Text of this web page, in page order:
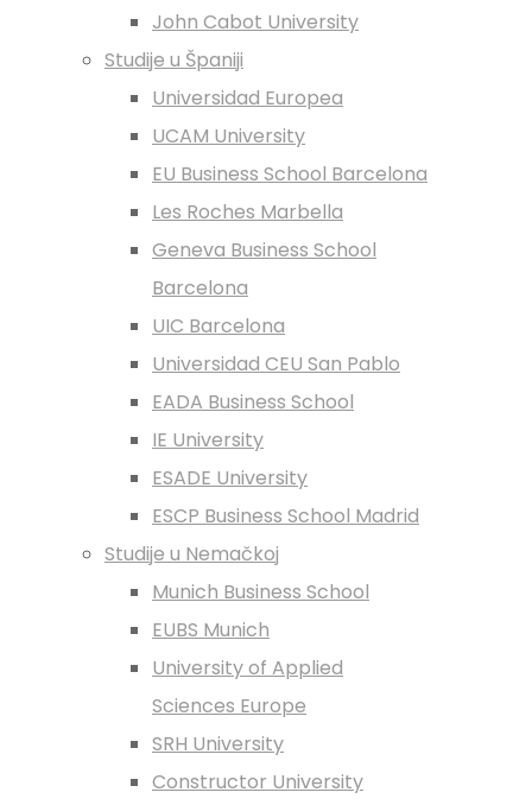
John Cabot University
Studije u Španiji
Universidad Europea
UCAM University
EU Business School Barcelona
Les Roches Marbella
Geneva Business School
Barcelona
UIC Barcelona
Universidad CEU San Pablo
EADA Business School
IE University
ESADE University
ESCP Business School Madrid
Studije u Nemačkoj
Munich Business School
EUBS Munich
University of Applied
Sciences Europe
SRH University
Constructor University